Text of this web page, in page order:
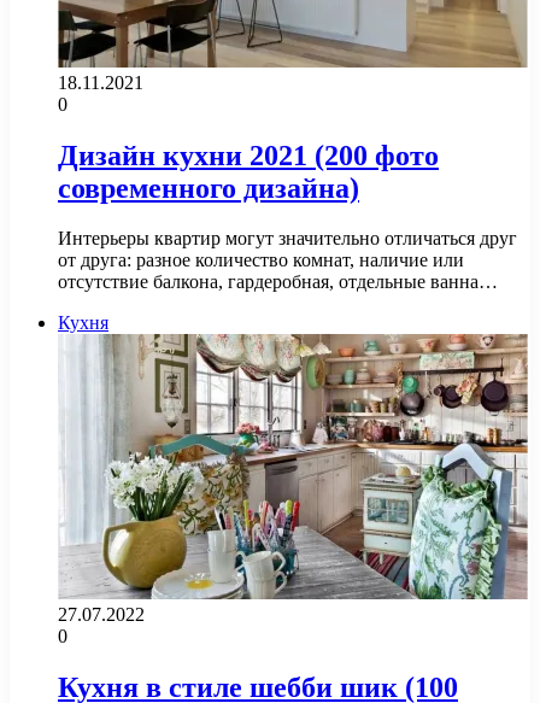
18.11.2021
0
Дизайн кухни 2021 (200 фото
современного дизайна)
Интерьеры квартир могут значительно отличаться друг
от друга: разное количество комнат, наличие или
отсутствие балкона, гардеробная, отдельные ванна…
Кухня
27.07.2022
0
Кухня в стиле шебби шик (100